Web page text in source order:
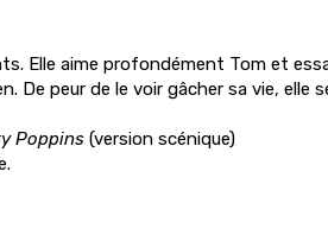
Elle aime profondément Tom et
De peur de le voir gâcher sa vie, elle
Poppins(version scénique)